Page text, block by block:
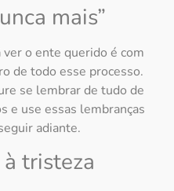
mais”
o ente querido é com
de todo esse processo.
se lembrar de tudo de
e use essas lembranças
adiante.
tristeza